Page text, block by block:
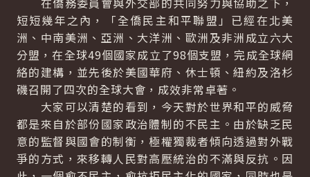
短短幾年之內，「全僑民主和平聯盟」已經在北美
洲、中南美洲、亞洲、大洋洲、歐洲及非洲成立六大
分盟，在全球49個國家成立了98個支盟，完成全球網
絡的建構，並先後於美國華府、休士頓、紐約及洛杉
磯召開了四次的全球大會，成效非常卓著。
大家可以清楚的看到，今天對於世界和平的威脅
都是來自於部份國家政治體制的不民主。由於缺乏民
意的監督與國會的制衡，極權獨裁者傾向透過對外戰
爭的方式，來移轉人民對高壓統治的不滿與反抗。因